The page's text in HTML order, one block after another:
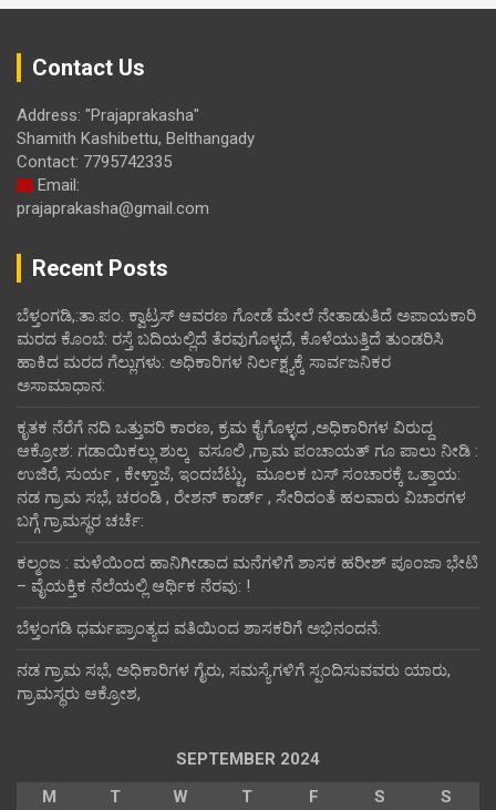
Contact Us
Address: "Prajaprakasha"
Shamith Kashibettu, Belthangady
Contact: 7795742335
Email:
prajaprakasha@gmail.com
Recent Posts
ಬೆಳ್ತಂಗಡಿ,:ತಾ.ಪಂ‌. ಕ್ವಾಟ್ರಸ್ ಆವರಣ ಗೋಡೆ ಮೇಲೆ ನೇತಾಡುತಿದೆ ಅಪಾಯಕಾರಿ
ಮರದ ಕೊಂಬೆ: ರಸ್ತೆ ಬದಿಯಲ್ಲಿದೆ ತೆರವುಗೊಳ್ಳದೆ, ಕೊಳೆಯುತ್ತಿದೆ ತುಂಡರಿಸಿ
ಹಾಕಿದ ಮರದ ಗೆಲ್ಲುಗಳು: ಅಧಿಕಾರಿಗಳ ನಿರ್ಲಕ್ಷ್ಯಕ್ಕೆ ಸಾರ್ವಜನಿಕರ
ಅಸಾಮಾಧಾನ:
ಕೃತಕ ನೆರೆಗೆ ನದಿ ಒತ್ತುವರಿ ಕಾರಣ, ಕ್ರಮ ಕೈಗೊಳ್ಳದ ,ಅಧಿಕಾರಿಗಳ ವಿರುದ್ದ
ಆಕ್ರೋಶ: ಗಡಾಯಿಕಲ್ಲು ಶುಲ್ಕ ವಸೂಲಿ ,ಗ್ರಾಮ ಪಂಚಾಯತ್ ಗೂ ಪಾಲು ನೀಡಿ :
ಉಜಿರೆ, ಸುರ್ಯ , ಕೇಳ್ತಾಜೆ, ಇಂದಬೆಟ್ಟು, ಮೂಲಕ ಬಸ್ ಸಂಚಾರಕ್ಕೆ ಒತ್ತಾಯ:
ನಡ ಗ್ರಾಮ ಸಭೆ, ಚರಂಡಿ , ರೇಶನ್ ಕಾರ್ಡ್ , ಸೇರಿದಂತೆ ಹಲವಾರು ವಿಚಾರಗಳ
ಬಗ್ಗೆ ಗ್ರಾಮಸ್ಥರ ಚರ್ಚೆ:
ಕಲ್ಮಂಜ : ಮಳೆಯಿಂದ ಹಾನಿಗೀಡಾದ ಮನೆಗಳಿಗೆ ಶಾಸಕ ಹರೀಶ್ ಪೂಂಜಾ ಭೇಟಿ
– ವೈಯಕ್ತಿಕ ನೆಲೆಯಲ್ಲಿ ಆರ್ಥಿಕ‌ ನೆರವು: !
ಬೆಳ್ತಂಗಡಿ ಧರ್ಮಪ್ರಾಂತ್ಯದ ವತಿಯಿಂದ ಶಾಸಕರಿಗೆ ಅಭಿನಂದನೆ:
ನಡ ಗ್ರಾಮ ಸಭೆ, ಅಧಿಕಾರಿಗಳ ಗೈರು, ಸಮಸ್ಯೆಗಳಿಗೆ ಸ್ಪಂದಿಸುವವರು ಯಾರು,
ಗ್ರಾಮಸ್ಥರು ಆಕ್ರೋಶ,
SEPTEMBER 2024
M
T W T F S S